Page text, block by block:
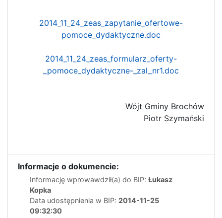
2014_11_24_zeas_zapytanie_ofertowe-
pomoce_dydaktyczne.doc
2014_11_24_zeas_formularz_oferty-
_pomoce_dydaktyczne-_zal_nr1.doc
Wójt Gminy Brochów
Piotr Szymański
Informacje o dokumencie:
Informację wprowawdził(a) do BIP: Łukasz
Kopka
Data udostępnienia w BIP: 2014-11-25
09:32:30